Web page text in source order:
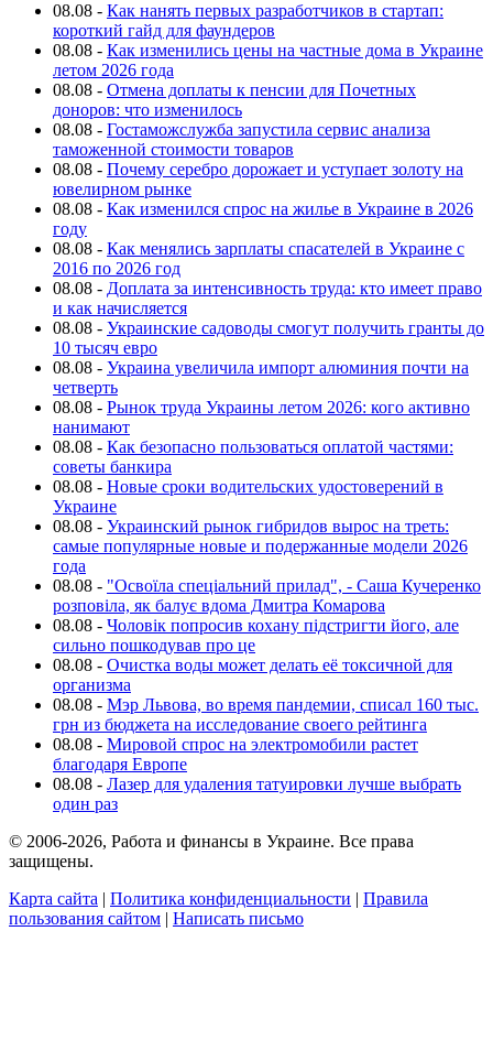
08.08 - Как нанять первых разработчиков в стартап:
короткий гайд для фаундеров
08.08 - Как изменились цены на частные дома в Украине
летом 2026 года
08.08 - Отмена доплаты к пенсии для Почетных
доноров: что изменилось
08.08 - Гостаможслужба запустила сервис анализа
таможенной стоимости товаров
08.08 - Почему серебро дорожает и уступает золоту на
ювелирном рынке
08.08 - Как изменился спрос на жилье в Украине в 2026
году
08.08 - Как менялись зарплаты спасателей в Украине с
2016 по 2026 год
08.08 - Доплата за интенсивность труда: кто имеет право
и как начисляется
08.08 - Украинские садоводы смогут получить гранты до
10 тысяч евро
08.08 - Украина увеличила импорт алюминия почти на
четверть
08.08 - Рынок труда Украины летом 2026: кого активно
нанимают
08.08 - Как безопасно пользоваться оплатой частями:
советы банкира
08.08 - Новые сроки водительских удостоверений в
Украине
08.08 - Украинский рынок гибридов вырос на треть:
самые популярные новые и подержанные модели 2026
года
08.08 - "Освоїла спеціальний прилад", - Саша Кучеренко
розповіла, як балує вдома Дмитра Комарова
08.08 - Чоловік попросив кохану підстригти його, але
сильно пошкодував про це
08.08 - Очистка воды может делать её токсичной для
организма
08.08 - Мэр Львова, во время пандемии, списал 160 тыс.
грн из бюджета на исследование своего рейтинга
08.08 - Мировой спрос на электромобили растет
благодаря Европе
08.08 - Лазер для удаления татуировки лучше выбрать
один раз
© 2006-2026, Работа и финансы в Украине. Все права
защищены.
Карта сайта | Политика конфиденциальности | Правила
пользования сайтом | Написать письмо